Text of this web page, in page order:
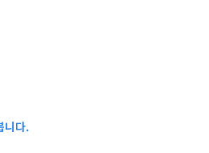
니다.